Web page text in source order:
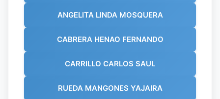
ANGELITA LINDA MOSQUERA
CABRERA HENAO FERNANDO
CARRILLO CARLOS SAUL
RUEDA MANGONES YAJAIRA